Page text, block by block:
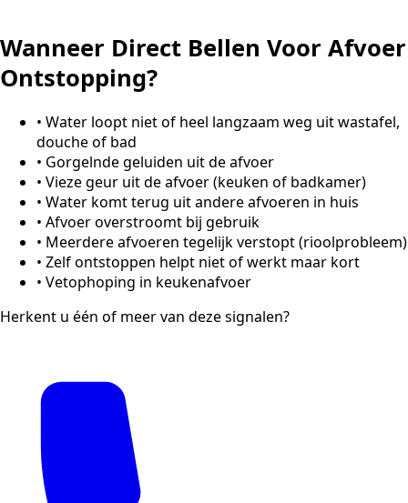
Wanneer Direct Bellen Voor Afvoer
Ontstopping?
• Water loopt niet of heel langzaam weg uit wastafel,
douche of bad
• Gorgelnde geluiden uit de afvoer
• Vieze geur uit de afvoer (keuken of badkamer)
• Water komt terug uit andere afvoeren in huis
• Afvoer overstroomt bij gebruik
• Meerdere afvoeren tegelijk verstopt (rioolprobleem)
• Zelf ontstoppen helpt niet of werkt maar kort
• Vetophoping in keukenafvoer
Herkent u één of meer van deze signalen?